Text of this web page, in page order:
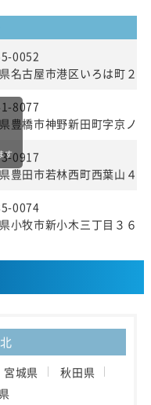
0052
名古屋市港区いろは町２
8077
豊橋市神野新田町字京ノ
0917
豊田市若林西町西葉山４
0074
小牧市新小木三丁目３６
す
宮城県
秋田県